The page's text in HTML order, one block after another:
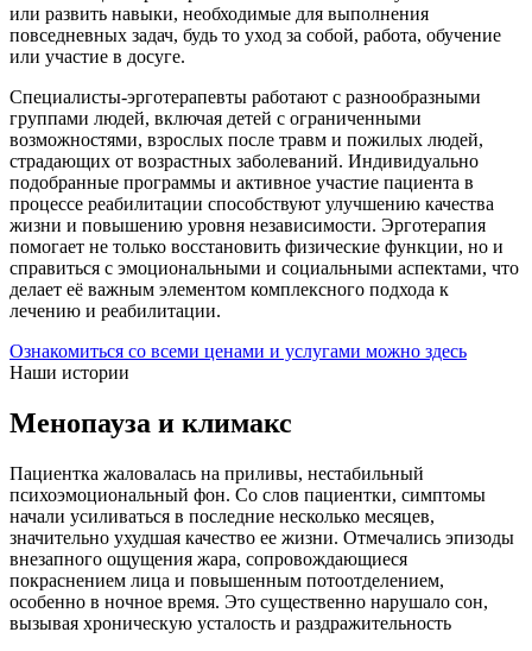
или развить навыки, необходимые для выполнения
повседневных задач, будь то уход за собой, работа, обучение
или участие в досуге.
Специалисты-эрготерапевты работают с разнообразными
группами людей, включая детей с ограниченными
возможностями, взрослых после травм и пожилых людей,
страдающих от возрастных заболеваний. Индивидуально
подобранные программы и активное участие пациента в
процессе реабилитации способствуют улучшению качества
жизни и повышению уровня независимости. Эрготерапия
помогает не только восстановить физические функции, но и
справиться с эмоциональными и социальными аспектами, что
делает её важным элементом комплексного подхода к
лечению и реабилитации.
Ознакомиться со всеми ценами и услугами можно здесь
Наши истории
Менопауза и климакс
Пациентка жаловалась на приливы, нестабильный
психоэмоциональный фон. Со слов пациентки, симптомы
начали усиливаться в последние несколько месяцев,
значительно ухудшая качество ее жизни. Отмечались эпизоды
внезапного ощущения жара, сопровождающиеся
покраснением лица и повышенным потоотделением,
особенно в ночное время. Это существенно нарушало сон,
вызывая хроническую усталость и раздражительность